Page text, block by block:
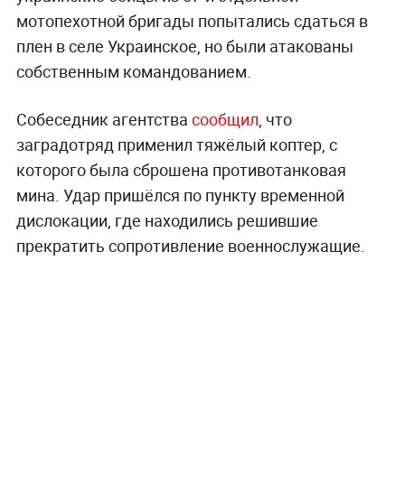
мотопехотной бригады попытались сдаться в
плен в селе Украинское, но были атакованы
собственным командованием.
Собеседник агентства сообщил , что
заградотряд применил тяжёлый коптер, с
которого была сброшена противотанковая
мина. Удар пришёлся по пункту временной
дислокации, где находились решившие
прекратить сопротивление военнослужащие.